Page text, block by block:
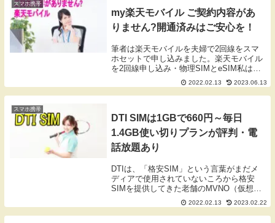
スマホ携帯
my楽天モバイル ご契約内容があ
りません?開通済みはご安心を！
筆者は楽天モバイルを夫婦で2回線をスマ
ホセットで申し込みました。楽天モバイル
を2回線申し込み・物理SIMとeSIM私は
OPPO A7で、奥さんはOPPO A73を選び
ました。私は、物理SIMカードを申し込み
ました。奥さんのはスマホには、試し...
2022.02.13 2023.06.13
スマホ携帯
DTI SIMは1GBで660円～毎日
1.4GB使い切りプランが評判・電
話放題あり
DTIは、「格安SIM」という言葉がまだメ
ディアで使用されていないころから格安
SIMを提供してきた老舗のMVNO（仮想移
動体通信事業者）です。1GBが660円（税
込）なので格安です。最近、格安SIM業界
は、スマートフォンを1000円以下で利...
2022.02.13 2023.02.22